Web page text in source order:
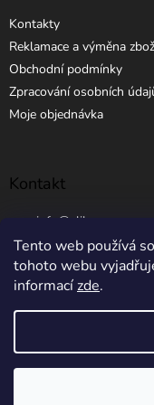
Tento web používá
tohoto webu
informacízde.
Kontakty
Reklamace a výměna
Obchodní podmínky
Zpracování osobních
Moje objednávka
Kontakt
info @ elibros.cz
+420 734 184 444